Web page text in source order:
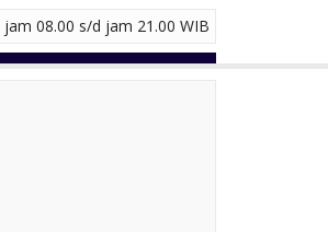
jam 08.00 s/d jam 21.00 WIB